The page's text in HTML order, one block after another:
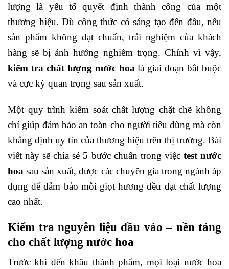
lượng là yếu tố quyết định thành công của một
thương hiệu. Dù công thức có sáng tạo đến đâu, nếu
sản phẩm không đạt chuẩn, trải nghiệm của khách
hàng sẽ bị ảnh hưởng nghiêm trọng. Chính vì vậy,
kiểm tra chất lượng nước hoa là giai đoạn bắt buộc
và cực kỳ quan trọng sau sản xuất.
Một quy trình kiểm soát chất lượng chặt chẽ không
chỉ giúp đảm bảo an toàn cho người tiêu dùng mà còn
khẳng định uy tín của thương hiệu trên thị trường. Bài
viết này sẽ chia sẻ 5 bước chuẩn trong việc test nước
hoa sau sản xuất, được các chuyên gia trong ngành áp
dụng để đảm bảo mỗi giọt hương đều đạt chất lượng
cao nhất.
Kiểm tra nguyên liệu đầu vào – nền tảng
cho chất lượng nước hoa
Trước khi đến khâu thành phẩm, mọi loại nước hoa